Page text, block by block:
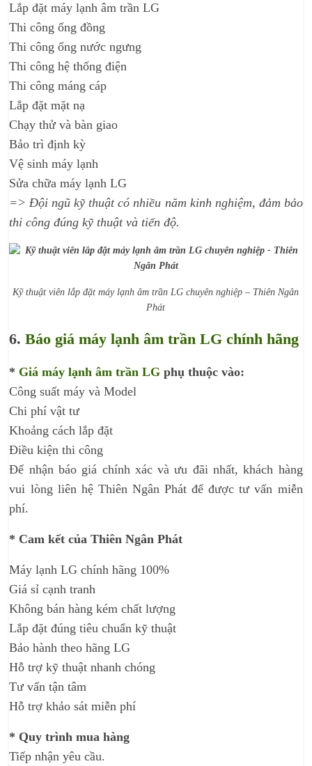
Lắp đặt máy lạnh âm trần LG
Thi công ống đồng
Thi công ống nước ngưng
Thi công hệ thống điện
Thi công máng cáp
Lắp đặt mặt nạ
Chạy thử và bàn giao
Bảo trì định kỳ
Vệ sinh máy lạnh
Sửa chữa máy lạnh LG
=> Đội ngũ kỹ thuật có nhiều năm kinh nghiệm, đảm bảo
thi công đúng kỹ thuật và tiến độ.
Kỹ thuật viên lắp đặt máy lạnh âm trần LG chuyên nghiệp – Thiên Ngân
Phát
6.Báo giá máy lạnh âm trần LG chính hãng
* Giá máy lạnh âm trần LG phụ thuộc vào:
Công suất máy và Model
Chi phí vật tư
Khoảng cách lắp đặt
Điều kiện thi công
Để nhận báo giá chính xác và ưu đãi nhất, khách hàng
vui lòng liên hệ Thiên Ngân Phát để được tư vấn miễn
phí.
* Cam kết của Thiên Ngân Phát
Máy lạnh LG chính hãng 100%
Giá sỉ cạnh tranh
Không bán hàng kém chất lượng
Lắp đặt đúng tiêu chuẩn kỹ thuật
Bảo hành theo hãng LG
Hỗ trợ kỹ thuật nhanh chóng
Tư vấn tận tâm
Hỗ trợ khảo sát miễn phí
* Quy trình mua hàng
Tiếp nhận yêu cầu.